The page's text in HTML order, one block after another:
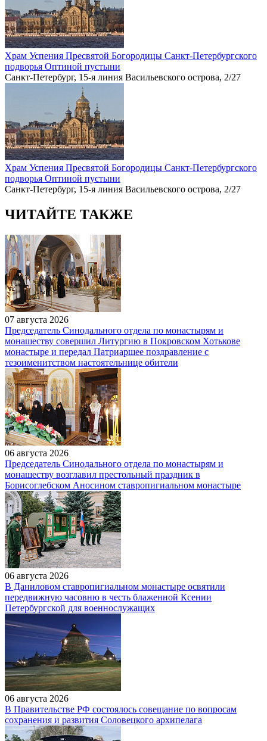
Храм Успения Пресвятой Богородицы Санкт-Петербургского
подворья Оптиной пустыни
Санкт-Петербург, 15-я линия Васильевского острова, 2/27
Храм Успения Пресвятой Богородицы Санкт-Петербургского
подворья Оптиной пустыни
Санкт-Петербург, 15-я линия Васильевского острова, 2/27
ЧИТАЙТЕ ТАКЖЕ
07 августа 2026
Председатель Синодального отдела по монастырям и
монашеству совершил Литургию в Покровском Хотькове
монастыре и передал Патриаршее поздравление с
тезоименитством настоятельнице обители
06 августа 2026
Председатель Синодального отдела по монастырям и
монашеству возглавил престольный праздник в
Борисоглебском Аносином ставропигиальном монастыре
06 августа 2026
В Даниловом ставропигиальном монастыре освятили
передвижную часовню в честь блаженной Ксении
Петербургской для военнослужащих
06 августа 2026
В Правительстве РФ состоялось совещание по вопросам
сохранения и развития Соловецкого архипелага